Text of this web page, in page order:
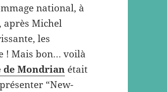
national, à
, après Michel
les
! Mais bon… voilà
Mondrian était
“New-